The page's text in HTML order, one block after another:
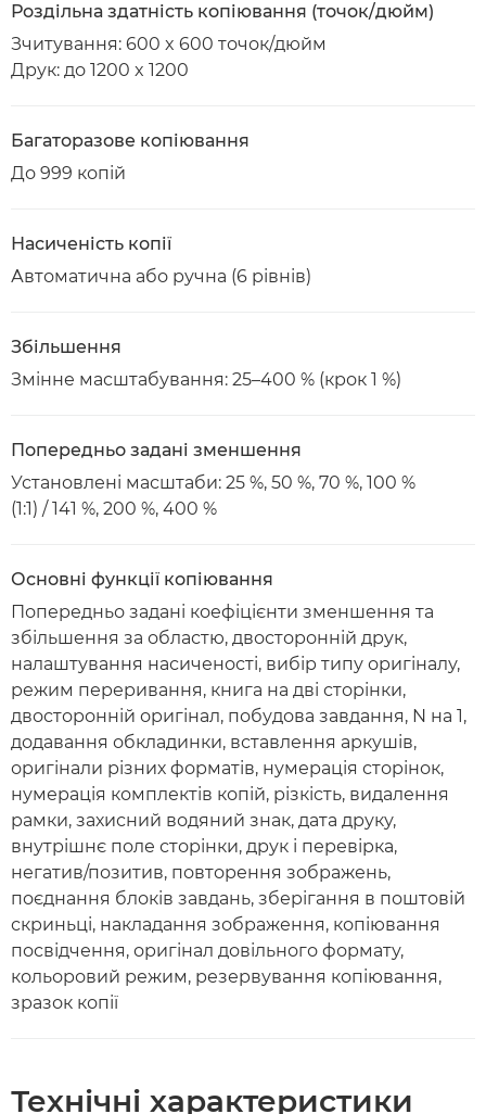
Роздільна здатність копіювання (точок/дюйм)
Зчитування: 600 x 600 точок/дюйм
Друк: до 1200 x 1200
Багаторазове копіювання
До 999 копій
Насиченість копії
Автоматична або ручна (6 рівнів)
Збільшення
Змінне масштабування: 25–400 % (крок 1 %)
Попередньо задані зменшення
Установлені масштаби: 25 %, 50 %, 70 %, 100 %
(1:1) / 141 %, 200 %, 400 %
Основні функції копіювання
Попередньо задані коефіцієнти зменшення та
збільшення за областю, двосторонній друк,
налаштування насиченості, вибір типу оригіналу,
режим переривання, книга на дві сторінки,
двосторонній оригінал, побудова завдання, N на 1,
додавання обкладинки, вставлення аркушів,
оригінали різних форматів, нумерація сторінок,
нумерація комплектів копій, різкість, видалення
рамки, захисний водяний знак, дата друку,
внутрішнє поле сторінки, друк і перевірка,
негатив/позитив, повторення зображень,
поєднання блоків завдань, зберігання в поштовій
скриньці, накладання зображення, копіювання
посвідчення, оригінал довільного формату,
кольоровий режим, резервування копіювання,
зразок копії
Технічні характеристики